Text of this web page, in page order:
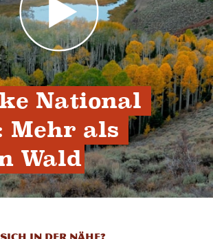
National
Mehr als
Wald